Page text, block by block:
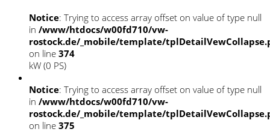
Notice: Trying to access array offset on value of type null
in /www/htdocs/w00fd710/vw-
rostock.de/_mobile/template/
on line 374
kW (0 PS)
Notice: Trying to access array offset on value of type null
in /www/htdocs/w00fd710/vw-
rostock.de/_mobile/template/
on line 375